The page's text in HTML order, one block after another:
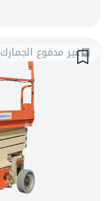
غير مدفوع الجمارك